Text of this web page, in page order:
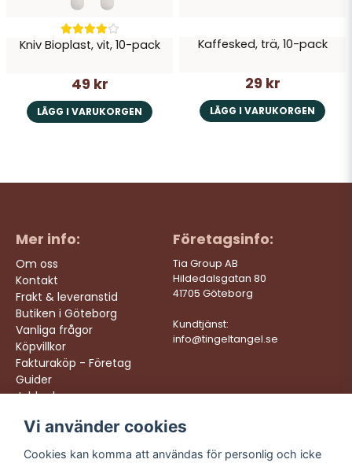
Kniv Bioplast, vit, 10-pack
49 kr
LÄGG I VARUKORGEN
Kaffesked, trä, 10-pack
29 kr
LÄGG I VARUKORGEN
Mer info:
Om oss
Kontakt
Frakt & leveranstid
Butiken i Göteborg
Vanliga frågor
Köpvillkor
Fakturaköp - Företag
Guider
Jobba hos oss
Företagsinfo:
Tia Group AB
Hildedalsgatan 80
41705 Göteborg
Kundtjänst:
info@tingeltangel.se
Följ oss:
Instagram
Vi levererar:
Snabba leveranser
Vi använder cookies
Cookies kan komma att användas för personlig och icke